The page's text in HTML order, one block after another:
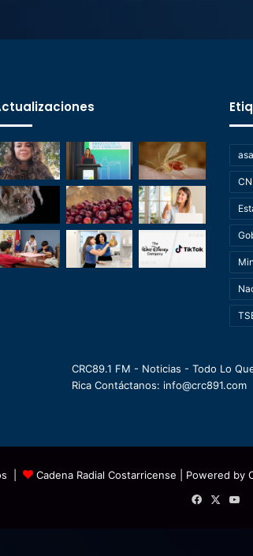
CRC89.1 FM - Noticias - Todo Lo
Rica Contáctanos: info@crc891.com
| Cadena Radial Costarricense | Powered by
Facebook
X